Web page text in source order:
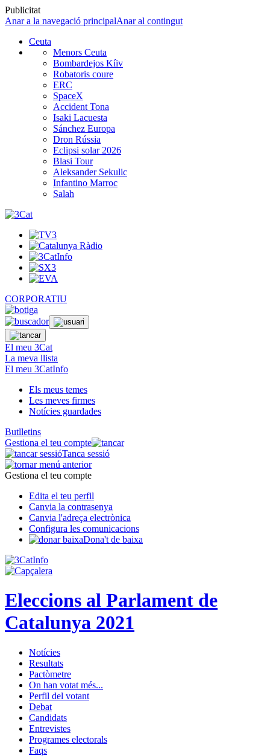
Publicitat
Anar a la navegació principalAnar al contingut
Ceuta
Menors Ceuta
Bombardejos Kíiv
Robatoris coure
ERC
SpaceX
Accident Tona
Isaki Lacuesta
Sánchez Europa
Dron Rússia
Eclipsi solar 2026
Blasi Tour
Aleksander Sekulic
Infantino Marroc
Salah
CORPORATIU
El meu 3Cat
La meva llista
El meu 3CatInfo
Els meus temes
Les meves firmes
Notícies guardades
Butlletins
Gestiona el teu compte
Tanca sessió
Gestiona el teu compte
Edita el teu perfil
Canvia la contrasenya
Canvia l'adreça electrònica
Configura les comunicacions
Dona't de baixa
Eleccions al Parlament de
Catalunya 2021
Notícies
Resultats
Pactòmetre
On han votat més...
Perfil del votant
Debat
Candidats
Entrevistes
Programes electorals
Faqs